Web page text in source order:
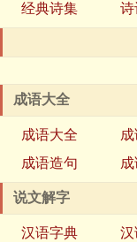
经典诗集
诗
成语大全
成语大全
成语造句
说文解字
汉语字典 汉